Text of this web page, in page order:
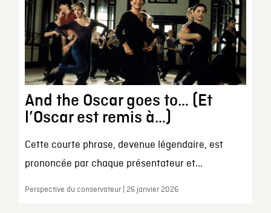
And the Oscar goes to… (Et
l’Oscar est remis à…)
Cette courte phrase, devenue légendaire, est
prononcée par chaque présentateur et...
Perspective du conservateur | 26 janvier 2026